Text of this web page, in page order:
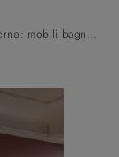
Ottieni informazioni sull'arredo bagno moderno: mobili bagno sospesi in laccato opaco come il modello Decor 04 di Arbi ti attendono.